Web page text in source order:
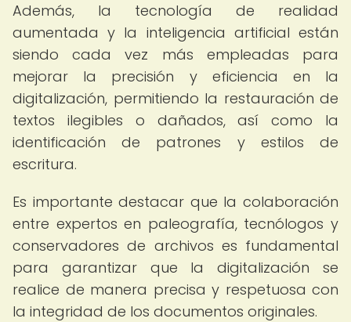
Además, la tecnología de realidad
aumentada y la inteligencia artificial están
siendo cada vez más empleadas para
mejorar la precisión y eficiencia en la
digitalización, permitiendo la restauración de
textos ilegibles o dañados, así como la
identificación de patrones y estilos de
escritura.
Es importante destacar que la colaboración
entre expertos en paleografía, tecnólogos y
conservadores de archivos es fundamental
para garantizar que la digitalización se
realice de manera precisa y respetuosa con
la integridad de los documentos originales.